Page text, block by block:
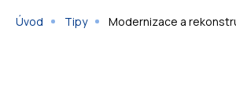
Úvod Tipy Modernizace a